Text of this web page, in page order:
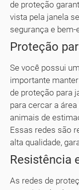
de proteção
vista pela janela
segurança e bem-
Proteção
Se você possui
importante
de proteção para
para cercar a
animais de
Essas redes são
alta qualidade,
Resistência
As redes de